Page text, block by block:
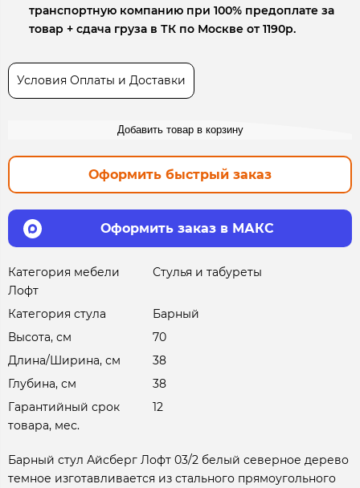
транспортную компанию при 100% предоплате за
товар + сдача груза в ТК по Москве от 1190р.
Условия Оплаты и Доставки
Добавить товар в корзину
Оформить быстрый заказ
Оформить заказ в МАКС
Категория мебели
Лофт
Стулья и табуреты
Категория стула
Барный
Высота, см
70
Длина/Ширина, см
38
Глубина, см
38
Гарантийный срок
товара, мес.
12
Барный стул Айсберг Лофт 03/2 белый северное дерево
темное изготавливается из стального прямоугольного